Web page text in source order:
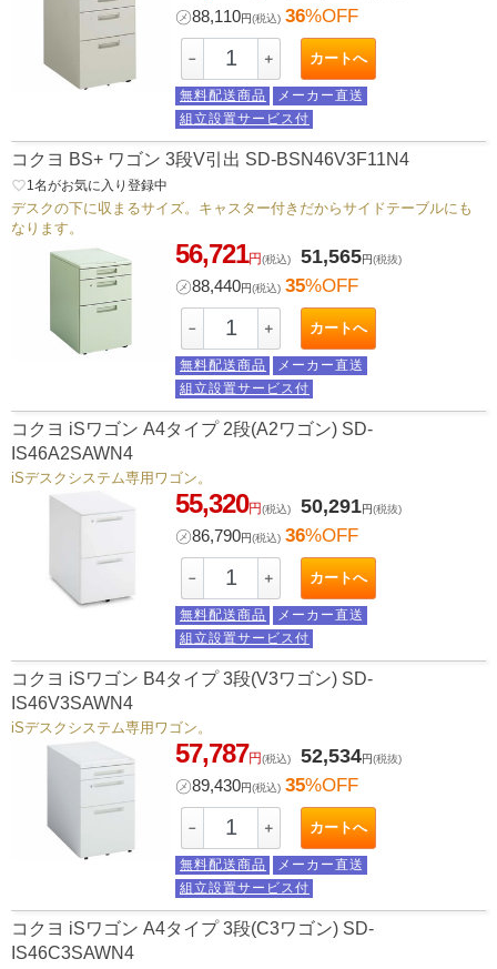
㋱88,110円(税込) 36%OFF
－ ＋ カートへ
無料配送商品
メーカー直送
組立設置サービス付
コクヨ BS+ ワゴン 3段V引出 SD-BSN46V3F11N4
favorite_border1 名がお気に入り登録中
デスクの下に収まるサイズ。キャスター付きだからサイドテーブルにも
なります。
56,721円(税込) 51,565円(税抜)
㋱88,440円(税込) 35%OFF
－ ＋ カートへ
無料配送商品
メーカー直送
組立設置サービス付
コクヨ iSワゴン A4タイプ 2段(A2ワゴン) SD-
IS46A2SAWN4
iSデスクシステム専用ワゴン。
55,320円(税込) 50,291円(税抜)
㋱86,790円(税込) 36%OFF
－ ＋ カートへ
無料配送商品
メーカー直送
組立設置サービス付
コクヨ iSワゴン B4タイプ 3段(V3ワゴン) SD-
IS46V3SAWN4
iSデスクシステム専用ワゴン。
57,787円(税込) 52,534円(税抜)
㋱89,430円(税込) 35%OFF
－ ＋ カートへ
無料配送商品
メーカー直送
組立設置サービス付
コクヨ iSワゴン A4タイプ 3段(C3ワゴン) SD-
IS46C3SAWN4